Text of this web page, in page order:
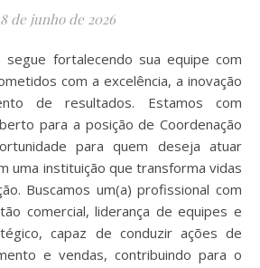
8 de junho de 2026
com a excelência, a inovação
de resultados. Estamos com
para a posição de Coordenação
para quem deseja atuar
uma instituição que transforma vidas
Buscamos um(a) profissional com
comercial, liderança de equipes e
capaz de conduzir ações de
e vendas, contribuindo para o